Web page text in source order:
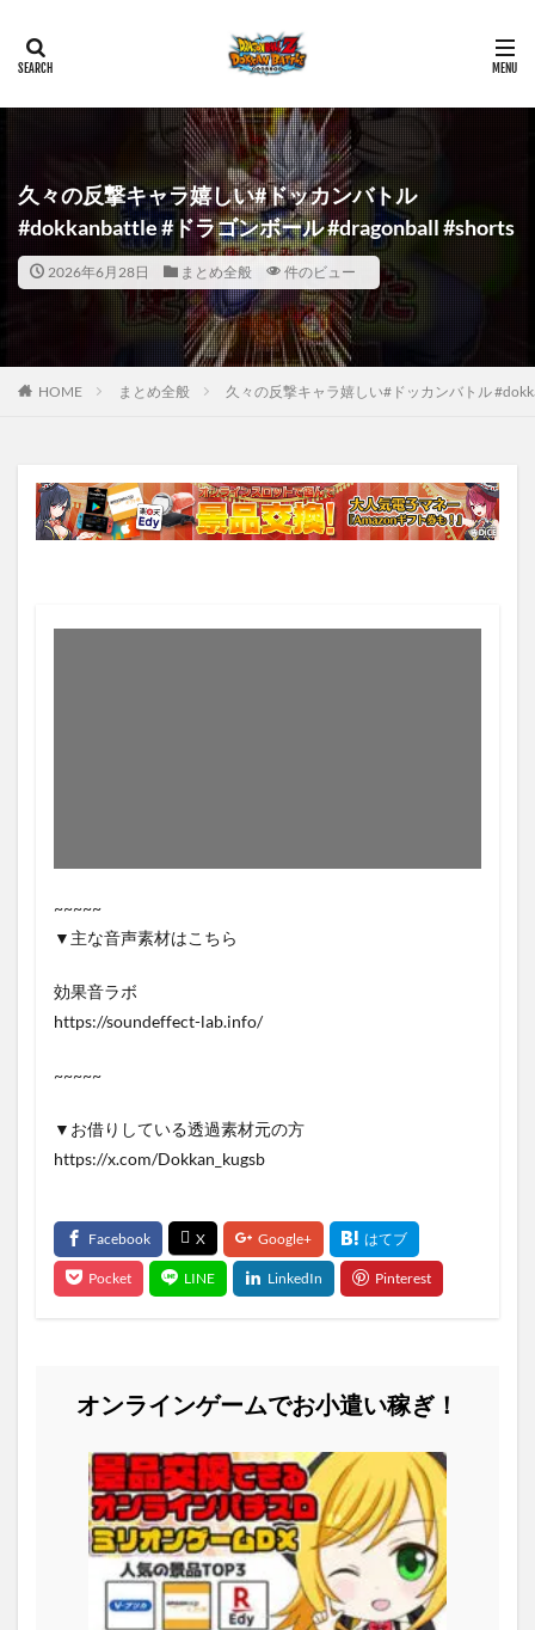
久々の反撃キャラ嬉しい#ドッカンバトル
#dokkanbattle #ドラゴンボール #dragonball #shorts
2026年6月28日 まとめ全般 件のビュー
HOME まとめ全般 久々の反撃キャラ嬉しい#ドッカンバトル
~~~~~
▼主な音声素材はこちら
効果音ラボ
https://soundeffect-lab.info/
~~~~~
▼お借りしている透過素材元の方
https://x.com/Dokkan_kugsb
オンラインゲームでお小遣い稼ぎ！